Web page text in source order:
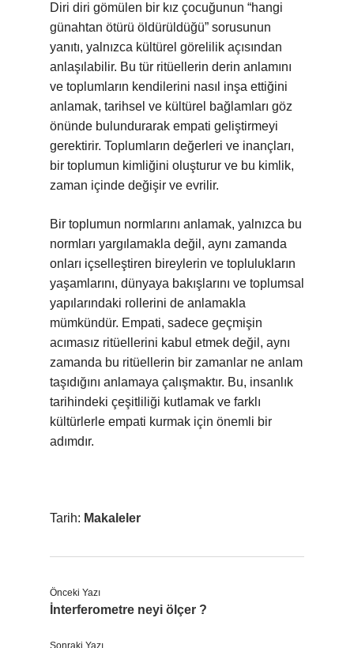
Diri diri gömülen bir kız çocuğunun “hangi
günahtan ötürü öldürüldüğü” sorusunun
yanıtı, yalnızca kültürel görelilik açısından
anlaşılabilir. Bu tür ritüellerin derin anlamını
ve toplumların kendilerini nasıl inşa ettiğini
anlamak, tarihsel ve kültürel bağlamları göz
önünde bulundurarak empati geliştirmeyi
gerektirir. Toplumların değerleri ve inançları,
bir toplumun kimliğini oluşturur ve bu kimlik,
zaman içinde değişir ve evrilir.
Bir toplumun normlarını anlamak, yalnızca bu
normları yargılamakla değil, aynı zamanda
onları içselleştiren bireylerin ve toplulukların
yaşamlarını, dünyaya bakışlarını ve toplumsal
yapılarındaki rollerini de anlamakla
mümkündür. Empati, sadece geçmişin
acımasız ritüellerini kabul etmek değil, aynı
zamanda bu ritüellerin bir zamanlar ne anlam
taşıdığını anlamaya çalışmaktır. Bu, insanlık
tarihindeki çeşitliliği kutlamak ve farklı
kültürlerle empati kurmak için önemli bir
adımdır.
Tarih: Makaleler
Önceki Yazı
İnterferometre neyi ölçer ?
Sonraki Yazı